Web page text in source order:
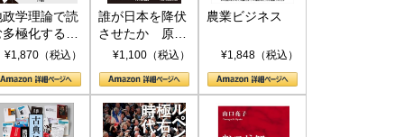
政学理論で読
多極化する世
トランプと
¥1,870（税込）
誰が日本を降伏
させたか 原爆
投下、ソ連参
(PHP新書)
¥1,100（税込）
農業ビジネス
¥1,848（税込）